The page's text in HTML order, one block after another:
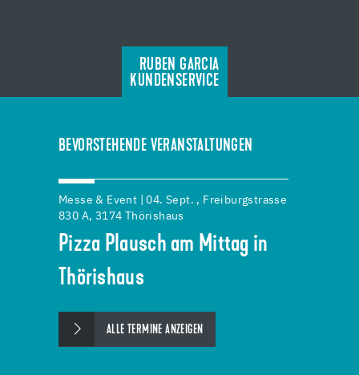
RUBEN GARCIA
KUNDENSERVICE
BEVORSTEHENDE VERANSTALTUNGEN
Messe & Event | 04. Sept. , Freiburgstrasse
830 A, 3174 Thörishaus
Pizza Plausch am Mittag in
Thörishaus
ALLE TERMINE ANZEIGEN